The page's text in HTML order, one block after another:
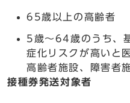
65歳以上の高齢者
5歳～64歳のうち、
症化リスクが高いと
高齢者施設、障害者
接種券発送対象者